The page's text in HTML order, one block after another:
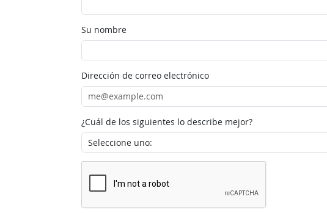
Su nombre
Dirección de correo electrónico
¿Cuál de los siguientes lo describe mejor?